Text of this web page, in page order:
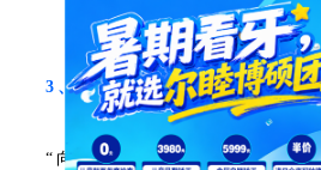
3、企业发展
“向内扎根，向外生长。”2024